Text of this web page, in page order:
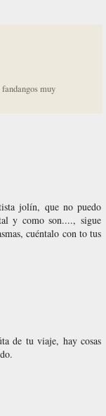
muy
jolín, que no puedo
y como son...., sigue
cuéntalo con to tus
de tu viaje, hay cosas